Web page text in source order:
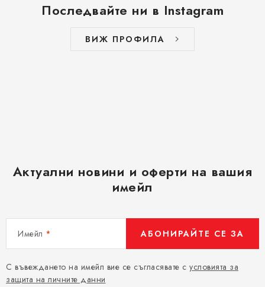
Последвайте ни в Instagram
ВИЖ ПРОФИЛА
Актуални новини и оферти на вашия
имейл
Имейл
С въвеждането на имейл вие се съгласявате с условията за
защита на личните данни
АБОНИРАЙТЕ СЕ ЗА